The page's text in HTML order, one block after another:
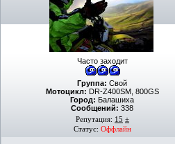
Часто заходит
Группа: Свой
Мотоцикл: DR-Z400SM, 800GS
Город: Балашиха
Сообщений: 338
Репутация: 15 ±
Статус: Оффлайн